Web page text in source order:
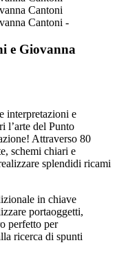
e Giovanna
interpretazioni e
l’arte del Punto
Attraverso 80
schemi chiari e
splendidi ricami
in chiave
portaoggetti,
perfetto per
ricerca di spunti